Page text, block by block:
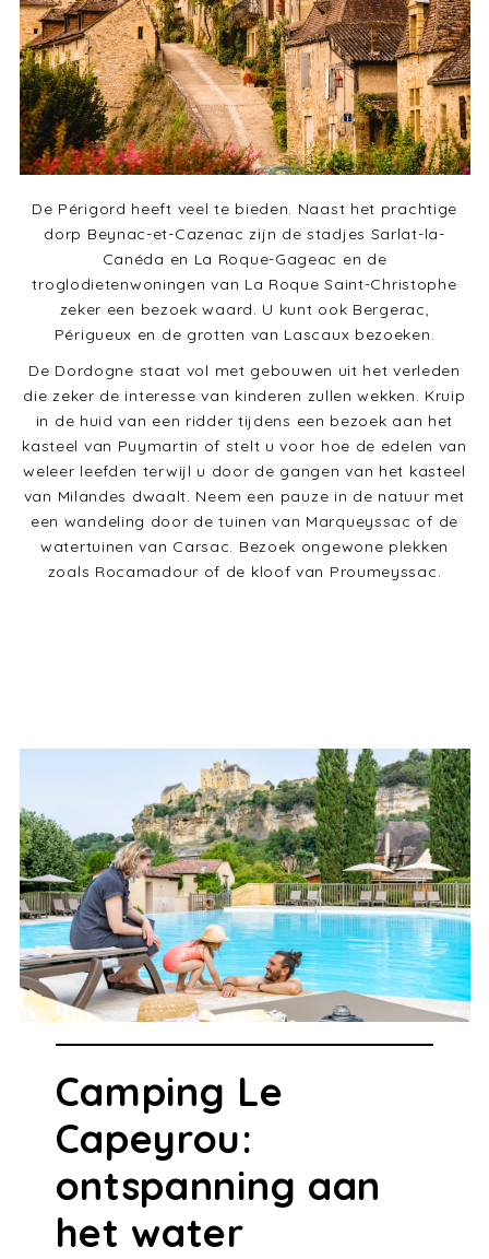
De Périgord heeft veel te bieden. Naast het prachtige
dorp Beynac-et-Cazenac zijn de stadjes Sarlat-la-
Canéda en La Roque-Gageac en de
troglodietenwoningen van La Roque Saint-Christophe
zeker een bezoek waard. U kunt ook Bergerac,
Périgueux en de grotten van Lascaux bezoeken.
De Dordogne staat vol met gebouwen uit het verleden
die zeker de interesse van kinderen zullen wekken. Kruip
in de huid van een ridder tijdens een bezoek aan het
kasteel van Puymartin of stelt u voor hoe de edelen van
weleer leefden terwijl u door de gangen van het kasteel
van Milandes dwaalt. Neem een pauze in de natuur met
een wandeling door de tuinen van Marqueyssac of de
watertuinen van Carsac. Bezoek ongewone plekken
zoals Rocamadour of de kloof van Proumeyssac.
Camping Le
Capeyrou:
ontspanning aan
het water